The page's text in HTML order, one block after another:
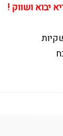
יבוא ושווק !